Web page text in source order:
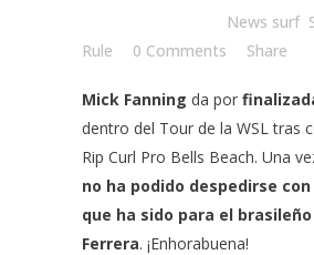
News surf
Rule
0 Comments Share
Mick Fanning da por
dentro del Tour de la WSL tras
Rip Curl Pro Bells Beach. Una
no ha podido despedirse
que ha sido para el
Ferrera. ¡Enhorabuena!